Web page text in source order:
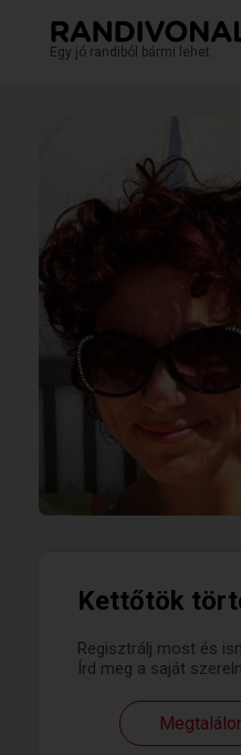
Egy jó randiból bármi lehet.
Kettőtök
Regisztrálj most és
Írd meg a saját